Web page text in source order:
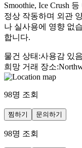
Smoothie, Ice Crush
정상 작동하며 외관
나 실사용에 영향 없
합니다.
물건 상태 :사용감 있음
희망 거래 장소:
98명 조회
찜하기 문의하기
98명 조회